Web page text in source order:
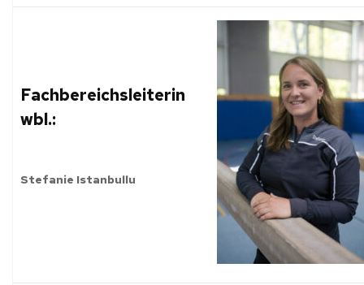
Fachbereichsleiterin
wbl.:
Stefanie Istanbullu